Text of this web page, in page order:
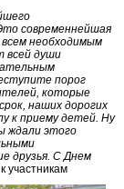
современнейшая
необходимым
всей души
порог
которые
наших дорогих
к приему детей. Ну
ждали этого
друзья. С Днем
участникам